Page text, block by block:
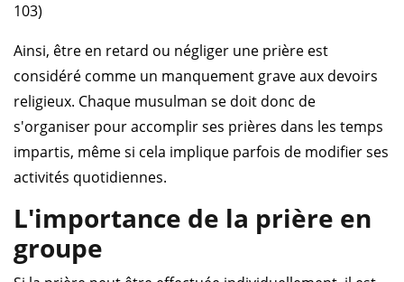
103)
Ainsi, être en retard ou négliger une prière est
considéré comme un manquement grave aux devoirs
religieux. Chaque musulman se doit donc de
s'organiser pour accomplir ses prières dans les temps
impartis, même si cela implique parfois de modifier ses
activités quotidiennes.
L'importance de la prière en
groupe